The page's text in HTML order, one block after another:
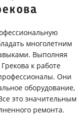
многолетним
Выполняя
к работе
Они
оборудование,
это значительным
ремонта.